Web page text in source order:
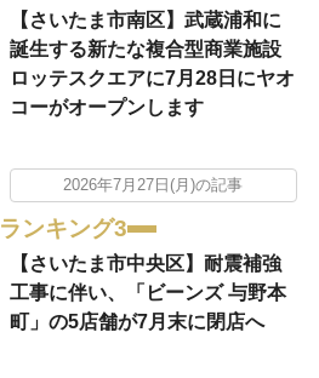
【さいたま市南区】武蔵浦和に
誕生する新たな複合型商業施設
ロッテスクエアに7月28日にヤオ
コーがオープンします
2026年7月27日(月)の記事
ランキング3
【さいたま市中央区】耐震補強
工事に伴い、「ビーンズ 与野本
町」の5店舗が7月末に閉店へ